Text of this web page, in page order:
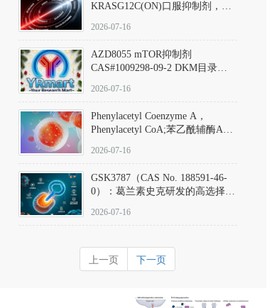
KRASG12C(ON)口服抑制剂，
(Elironrasib)CAS#2641998-63-0
2026-07-16
AZD8055 mTOR抑制剂
CAS#1009298-09-2 DKM目录号
激酶抑制剂的深度剖析
2026-07-16
Phenylacetyl Coenzyme A，
Phenylacetyl CoA;苯乙酰辅酶A
2026-07-16
GSK3787（CAS No. 188591-46-
0）：葛兰素史克研发的高选择
抗剂，被广泛视为研究PPARδ核
靶点药理机制的金标准化学探
针。
2026-07-16
上一页 下一页